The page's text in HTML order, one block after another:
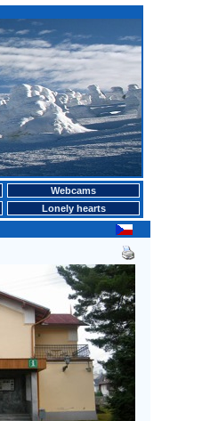
Webcams
Lonely hearts